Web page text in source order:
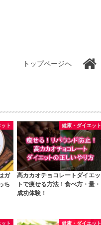
トップページへ
ト
ガ
ち
健康・ダイエット
高カカオチョコレートダイエッ
トで痩せる方法！食べ方・量・
成功体験！
ト 健康・ダイエット